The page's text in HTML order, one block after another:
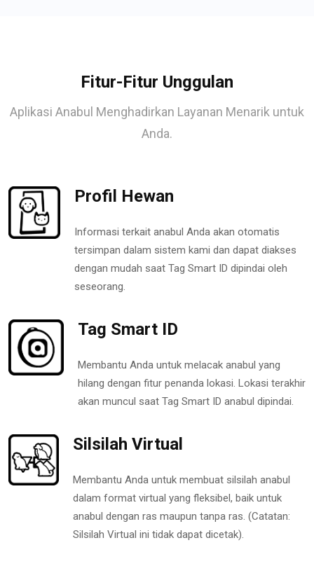
Fitur-Fitur Unggulan
Aplikasi Anabul Menghadirkan Layanan Menarik untuk
Anda.
Profil Hewan
Informasi terkait anabul Anda akan otomatis
tersimpan dalam sistem kami dan dapat diakses
dengan mudah saat Tag Smart ID dipindai oleh
seseorang.
Tag Smart ID
Membantu Anda untuk melacak anabul yang
hilang dengan fitur penanda lokasi. Lokasi terakhir
akan muncul saat Tag Smart ID anabul dipindai.
Silsilah Virtual
Membantu Anda untuk membuat silsilah anabul
dalam format virtual yang fleksibel, baik untuk
anabul dengan ras maupun tanpa ras. (Catatan:
Silsilah Virtual ini tidak dapat dicetak).